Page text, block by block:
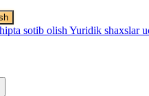
sotib olish Yuridik shaxslar